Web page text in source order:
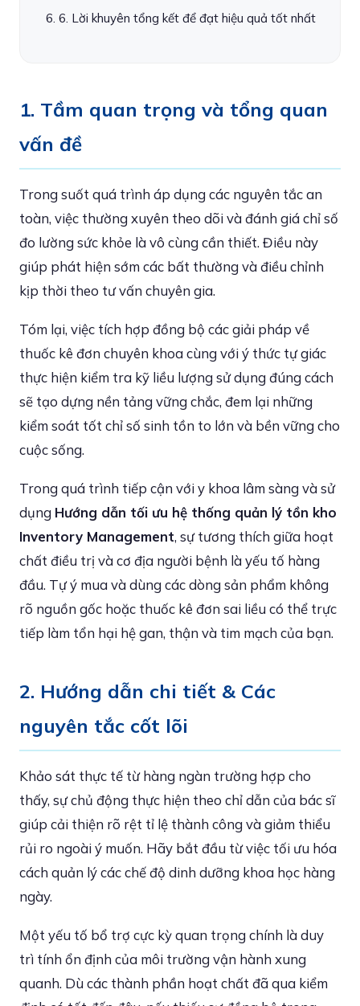
6. Lời khuyên tổng kết để đạt hiệu quả tốt nhất
1. Tầm quan trọng và tổng quan
vấn đề
Trong suốt quá trình áp dụng các nguyên tắc an
toàn, việc thường xuyên theo dõi và đánh giá chỉ số
đo lường sức khỏe là vô cùng cần thiết. Điều này
giúp phát hiện sớm các bất thường và điều chỉnh
kịp thời theo tư vấn chuyên gia.
Tóm lại, việc tích hợp đồng bộ các giải pháp về
thuốc kê đơn chuyên khoa cùng với ý thức tự giác
thực hiện kiểm tra kỹ liều lượng sử dụng đúng cách
sẽ tạo dựng nền tảng vững chắc, đem lại những
kiểm soát tốt chỉ số sinh tồn to lớn và bền vững cho
cuộc sống.
Trong quá trình tiếp cận với y khoa lâm sàng và sử
dụng Hướng dẫn tối ưu hệ thống quản lý tồn kho
Inventory Management, sự tương thích giữa hoạt
chất điều trị và cơ địa người bệnh là yếu tố hàng
đầu. Tự ý mua và dùng các dòng sản phẩm không
rõ nguồn gốc hoặc thuốc kê đơn sai liều có thể trực
tiếp làm tổn hại hệ gan, thận và tim mạch của bạn.
2. Hướng dẫn chi tiết & Các
nguyên tắc cốt lõi
Khảo sát thực tế từ hàng ngàn trường hợp cho
thấy, sự chủ động thực hiện theo chỉ dẫn của bác sĩ
giúp cải thiện rõ rệt tỉ lệ thành công và giảm thiểu
rủi ro ngoài ý muốn. Hãy bắt đầu từ việc tối ưu hóa
cách quản lý các chế độ dinh dưỡng khoa học hàng
ngày.
Một yếu tố bổ trợ cực kỳ quan trọng chính là duy
trì tính ổn định của môi trường vận hành xung
quanh. Dù các thành phần hoạt chất đã qua kiểm